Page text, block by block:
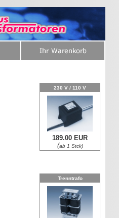
230 V / 110 V
189.00 EUR
(ab 1 Stck)
Trenntrafo